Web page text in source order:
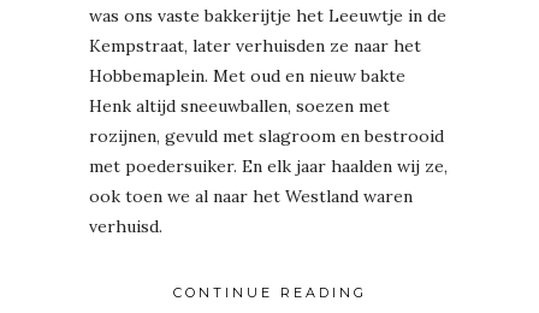
was ons vaste bakkerijtje het Leeuwtje in de
Kempstraat, later verhuisden ze naar het
Hobbemaplein. Met oud en nieuw bakte
Henk altijd sneeuwballen, soezen met
rozijnen, gevuld met slagroom en bestrooid
met poedersuiker. En elk jaar haalden wij ze,
ook toen we al naar het Westland waren
verhuisd.
CONTINUE READING